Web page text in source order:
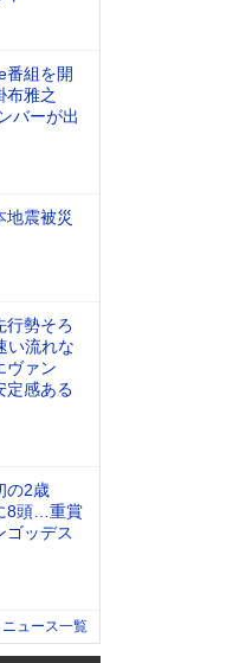
番組を開
雅之
バーが出
地震被災
行勢そろ
い流れな
ヴァン
感ある
の2歳
8頭…重賞
ゴッデス
ニュース一覧